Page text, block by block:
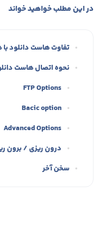
در این مطلب خواهید خواند
تفاوت هاست دانلود
نحوه اتصال هاست
FTP Options
Bacic option
Advanced Options
درون ریزی / برون
سخن آخر